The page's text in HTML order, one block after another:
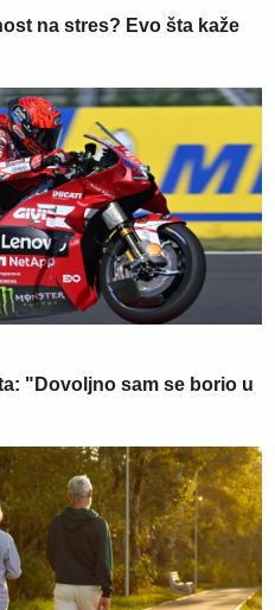
na stres? Evo šta kaže
"Dovoljno sam se borio u